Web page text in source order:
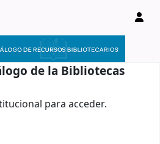
de la Bibliotecas
para acceder.